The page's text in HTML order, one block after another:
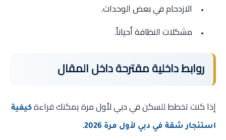
الازدحام في بعض الوحدات.
مشكلات النظافة أحياناً.
روابط داخلية مقترحة داخل المقال
إذا كنت تخطط للسكن في دبي لأول مرة يمكنك قراءة كيفية
استئجار شقة في دبي لأول مرة 2026
.